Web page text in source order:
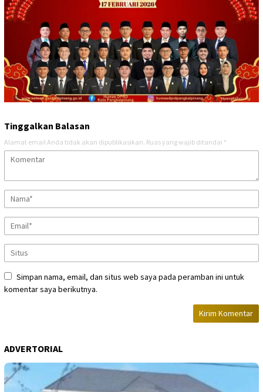
Tinggalkan Balasan
Alamat email Anda tidak akan dipublikasikan. Ruas yang wajib ditandai *
Simpan nama, email, dan situs web saya pada peramban ini untuk
komentar saya berikutnya.
ADVERTORIAL